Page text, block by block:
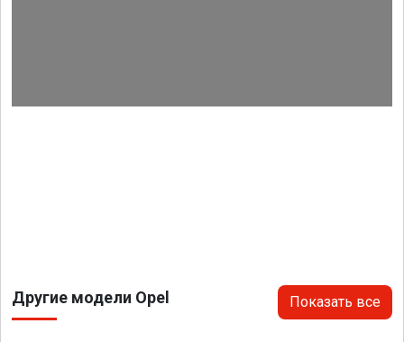
Другие модели Opel Показать все